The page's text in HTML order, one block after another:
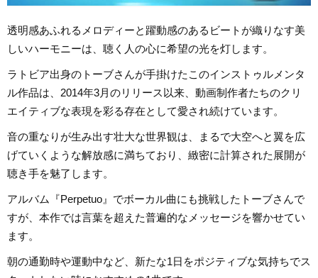
透明感あふれるメロディーと躍動感のあるビートが織りなす美
しいハーモニーは、聴く人の心に希望の光を灯します。
ラトビア出身のトーブさんが手掛けたこのインストゥルメンタ
ル作品は、2014年3月のリリース以来、動画制作者たちのクリ
エイティブな表現を彩る存在として愛され続けています。
音の重なりが生み出す壮大な世界観は、まるで大空へと翼を広
げていくような解放感に満ちており、緻密に計算された展開が
聴き手を魅了します。
アルバム『Perpetuo』でボーカル曲にも挑戦したトーブさんで
すが、本作では言葉を超えた普遍的なメッセージを響かせてい
ます。
朝の通勤時や運動中など、新たな1日をポジティブな気持ちでス